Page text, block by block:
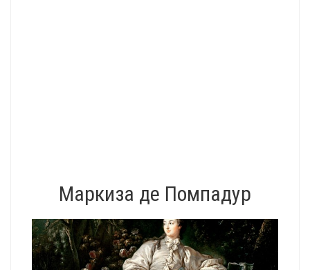
Маркиза де Помпадур